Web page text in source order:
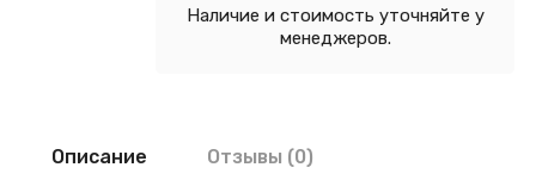
Наличие и стоимость уточняйте у
менеджеров.
Описание Отзывы (0)